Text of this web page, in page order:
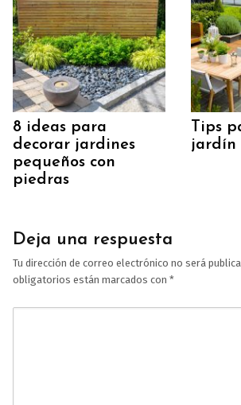
8 ideas para
decorar jardines
pequeños con
piedras
Tips
jardín
Deja una respuesta
Tu dirección de correo electrónico no será
obligatorios están marcados con *